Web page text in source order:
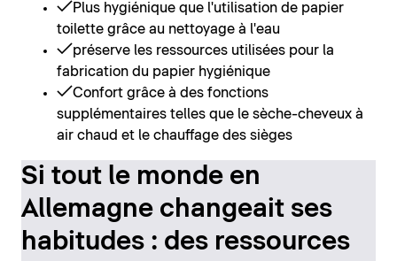
Plus hygiénique que l'utilisation de papier
toilette grâce au nettoyage à l'eau
préserve les ressources utilisées pour la
fabrication du papier hygiénique
Confort grâce à des fonctions
supplémentaires telles que le sèche-cheveux à
air chaud et le chauffage des sièges
Si tout le monde en
Allemagne changeait ses
habitudes : des ressources